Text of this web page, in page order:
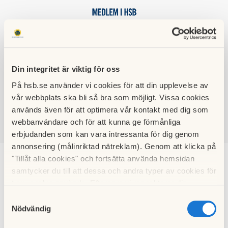
Din integritet är viktig för oss
På hsb.se använder vi cookies för att din upplevelse av
vår webbplats ska bli så bra som möjligt. Vissa cookies
används även för att optimera vår kontakt med dig som
webbanvändare och för att kunna ge förmånliga
erbjudanden som kan vara intressanta för dig genom
annonsering (målinriktad nätreklam). Genom att klicka på
"Tillåt alla cookies" och fortsätta använda hemsidan
samtycker du till att dessa och andra typer av cookies för
cookies och välja att endast tillåta ett urval.
Nödvändig
RÅGÖ
SÖK LOGGA IN